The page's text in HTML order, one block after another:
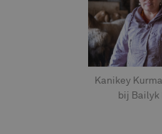
Kanikey
bij Bailyk